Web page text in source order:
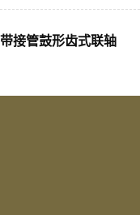
带接管鼓形齿式联轴